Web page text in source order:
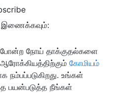
இணைக்கவும்:
போன்ற நோய் தாக்குதல்களை
கோமியம்
உங்கள்
பயன்படுத்த நீங்கள்